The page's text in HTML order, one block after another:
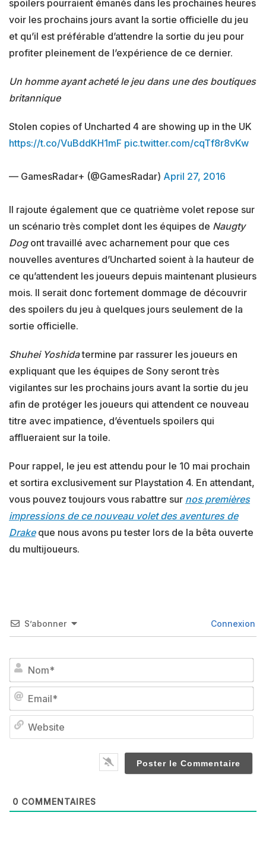
spoilers pourraient émanés dans les prochaines heures
voir les prochains jours avant la sortie officielle du jeu
et qu’il est préférable d’attendre la sortie du jeu pour
profiter pleinement de l’expérience de ce dernier.
Un homme ayant acheté le jeu dans une des boutiques
britannique
Stolen copies of Uncharted 4 are showing up in the UK
https://t.co/VuBddKH1mF pic.twitter.com/cqTf8r8vKw
— GamesRadar+ (@GamesRadar) April 27, 2016
Il rajoute également que ce quatrième volet repose sur
un scénario très complet dont les équipes de Naugty
Dogont travaillé avec acharnement pour que ces
nouvelles aventures d’Uncharted soient à la hauteur de
ce qu’attendent les joueurs depuis maintenant plusieurs
mois. Il serait donc fortement dommage de découvrir
des spoilers du jeu à quelques jours seulement de la
sortie officielle.
Shuhei Yoshidatermine par rassurer les joueurs en
expliquant que les équipes de Sony seront très
vigilantes sur les prochains jours avant la sortie du jeu
afin de protéger les joueurs qui attendent ce nouveau
titre avec impatience, d’éventuels spoilers qui
afflueraient sur la toile.
Pour rappel, le jeu est attendu pour le 10 mai prochain
et sortira exclusivement sur Playstation 4. En attendant,
vous pouvez toujours vous rabattre sur nos premières
impressions de ce nouveau volet des aventures de
Drakeque nous avons pu tester lors de la bêta ouverte
du multijoueurs.
S’abonner Connexion
0 COMMENTAIRES